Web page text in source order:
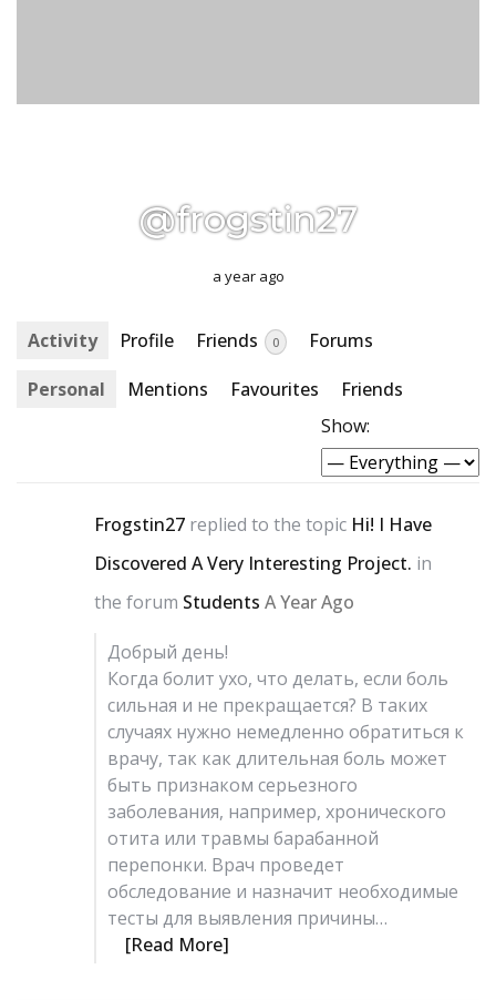
@frogstin27
a year ago
Activity Profile Friends 0
Forums
Personal
Mentions Favourites
Friends
Show:
Frogstin27 replied to the topic Hi! I Have
Discovered A Very Interesting Project. in
the forum Students A Year Ago
Добрый день!
Когда болит ухо, что делать, если боль
сильная и не прекращается? В таких
случаях нужно немедленно обратиться к
врачу, так как длительная боль может
быть признаком серьезного
заболевания, например, хронического
отита или травмы барабанной
перепонки. Врач проведет
обследование и назначит необходимые
тесты для выявления причины…
[Read More]